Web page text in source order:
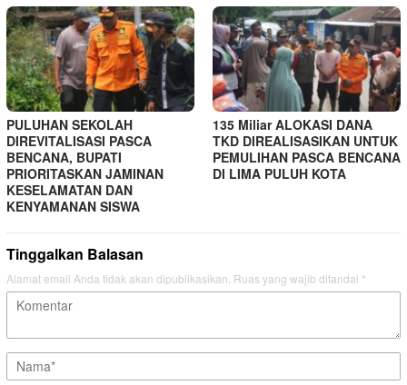
PULUHAN SEKOLAH
DIREVITALISASI PASCA
BENCANA, BUPATI
PRIORITASKAN JAMINAN
KESELAMATAN DAN
KENYAMANAN SISWA
135 Miliar ALOKASI DANA
TKD DIREALISASIKAN UNTUK
PEMULIHAN PASCA BENCANA
DI LIMA PULUH KOTA
Tinggalkan Balasan
Alamat email Anda tidak akan dipublikasikan. Ruas yang wajib ditandai *